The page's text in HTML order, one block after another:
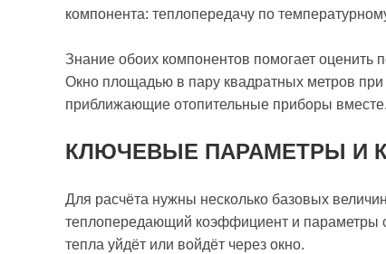
компонента: теплопередачу по
Знание обоих компонентов помогает оценить
Окно площадью в пару квадратных метров
приближающие отопительные приборы вместе.
КЛЮЧЕВЫЕ ПАРАМЕТРЫ И
Для расчёта нужны несколько базовых
теплопередающий коэффициент и параметры
тепла уйдёт или войдёт через окно.